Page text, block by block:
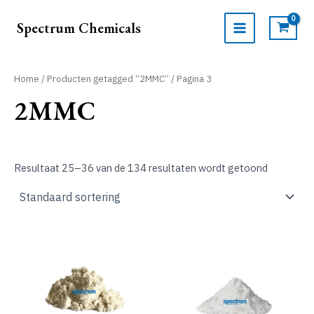
naarSpectrum Chemicals
MAIN
Home /Producten getagged “2MMC” / Pagina 3
2MMC
Resultaat 25–36 van de 134 resultaten wordt getoond